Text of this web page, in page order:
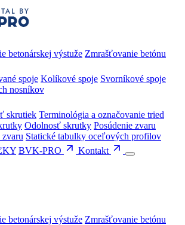
betonárskej výstuže Zmrašťovanie betónu
spoje Kolíkové spoje Svorníkové spoje
nosníkov
skrutiek Terminológia a označovanie tried
Odolnosť skrutky Posúdenie zvaru
Statické tabulky oceľových profilov
BVK-PRO Kontakt
betonárskej výstuže Zmrašťovanie betónu